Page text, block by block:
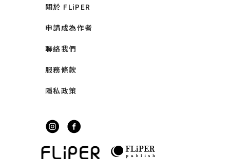
關於 FLiPER
申請成為作者
聯絡我們
服務條款
隱私政策